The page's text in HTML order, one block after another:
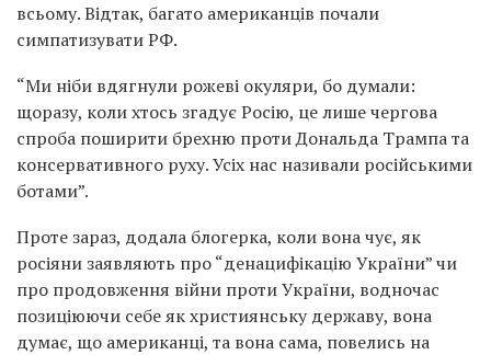
всьому. Відтак, багато американців почали
симпатизувати РФ.
“Ми ніби вдягнули рожеві окуляри, бо думали:
щоразу, коли хтось згадує Росію, це лише чергова
спроба поширити брехню проти Дональда Трампа та
консервативного руху. Усіх нас називали російськими
ботами”.
Проте зараз, додала блогерка, коли вона чує, як
росіяни заявляють про “денацифікацію України” чи
про продовження війни проти України, водночас
позиціюючи себе як християнську державу, вона
думає, що американці, та вона сама, повелись на